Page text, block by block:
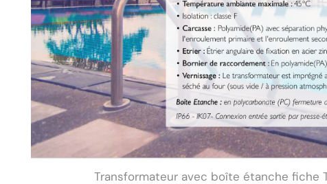
Transformateur avec boîte étanche fiche